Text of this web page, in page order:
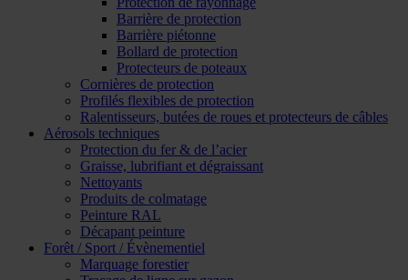
Barrière de protection
Barrière piétonne
Bollard de protection
Protecteurs de poteaux
Cornières de protection
Profilés flexibles de protection
Ralentisseurs, butées de roues et protecteurs de câbles
Aérosols techniques
Protection du fer & de l’acier
Graisse, lubrifiant et dégraissant
Nettoyants
Produits de colmatage
Peinture RAL
Décapant peinture
Forêt / Sport / Évènementiel
Marquage forestier